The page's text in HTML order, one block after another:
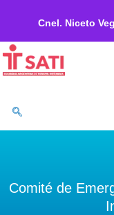
contenido
Comité de
Cnel. Niceto